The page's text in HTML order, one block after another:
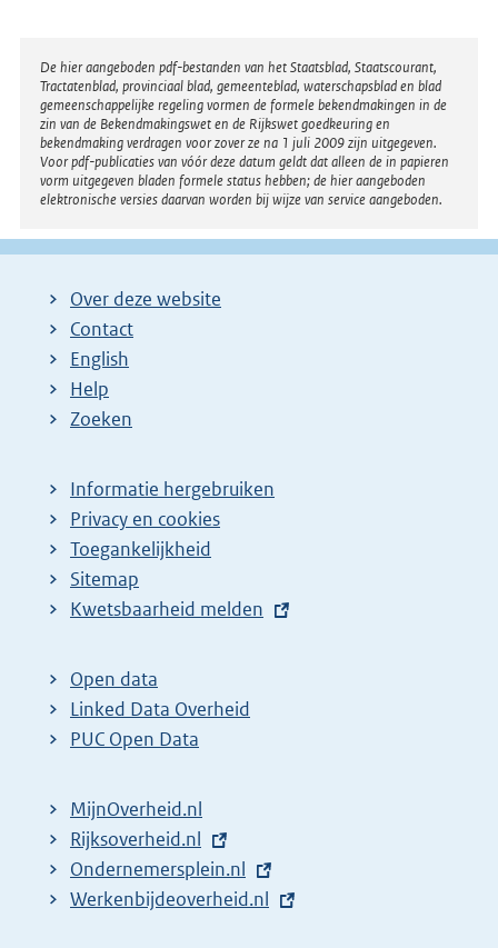
e
l
i
n
k
:
Disclaimer
De hier aangeboden pdf-bestanden van het Staatsblad, Staatscourant,
Tractatenblad, provinciaal blad, gemeenteblad, waterschapsblad en blad
gemeenschappelijke regeling vormen de formele bekendmakingen in de
zin van de Bekendmakingswet en de Rijkswet goedkeuring en
bekendmaking verdragen voor zover ze na 1 juli 2009 zijn uitgegeven.
Voor pdf-publicaties van vóór deze datum geldt dat alleen de in papieren
vorm uitgegeven bladen formele status hebben; de hier aangeboden
elektronische versies daarvan worden bij wijze van service aangeboden.
Over deze website
Contact
English
Help
Zoeken
Informatie hergebruiken
Privacy en cookies
Toegankelijkheid
Sitemap
E
t
e
r
l
i
n
k
Kwetsbaarheid melden
Open data
Linked Data Overheid
PUC Open Data
MijnOverheid.nl
E
x
t
Rijksoverheid.nl
E
x
Ondernemersplein.nl
E
Werkenbijdeoverheid.nl